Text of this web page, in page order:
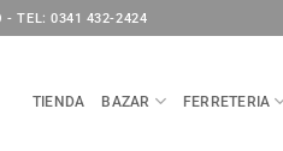
- TEL: 0341 432-2424
TIENDA BAZAR FERRETERIA